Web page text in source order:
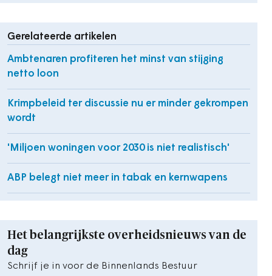
Gerelateerde artikelen
Ambtenaren profiteren het minst van stijging
netto loon
Krimpbeleid ter discussie nu er minder gekrompen
wordt
'Miljoen woningen voor 2030 is niet realistisch'
ABP belegt niet meer in tabak en kernwapens
Het belangrijkste overheidsnieuws van de
dag
Schrijf je in voor de Binnenlands Bestuur